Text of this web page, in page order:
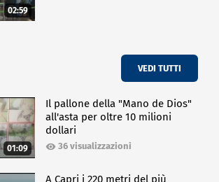
02:59
VEDI TUTTI
01:09
Il pallone della "Mano de Dios"
all'asta per oltre 10 milioni
dollari
36 visualizzazioni
A Capri i 220 metri del più